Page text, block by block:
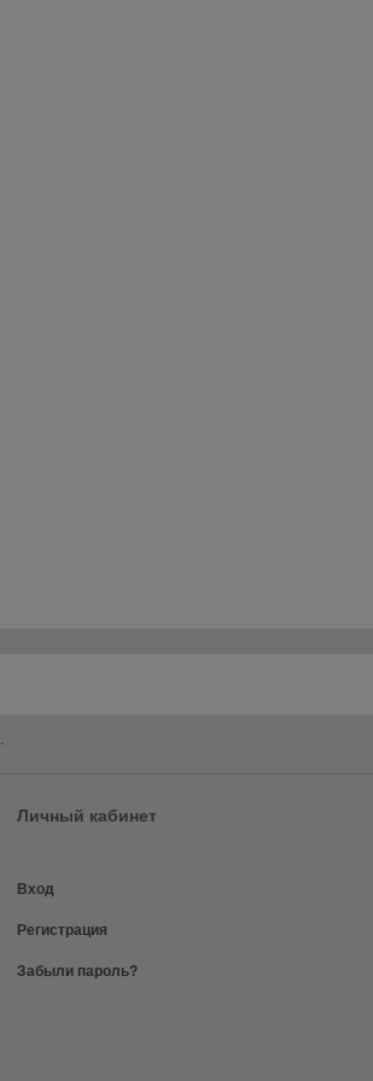
Личный кабинет
Вход
Регистрация
Забыли пароль?